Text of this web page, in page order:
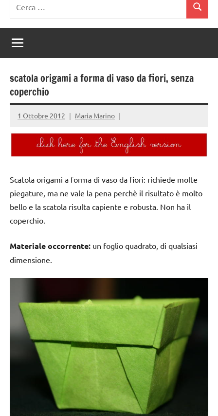
per:
Cerca
scatola origami a forma di vaso da fiori, senza
coperchio
1 Ottobre 2012 Maria Marino
Scatola origami a forma di vaso da fiori: richiede molte
piegature, ma ne vale la pena perchè il risultato è molto
bello e la scatola risulta capiente e robusta. Non ha il
coperchio.
Materiale occorrente: un foglio quadrato, di qualsiasi
dimensione.